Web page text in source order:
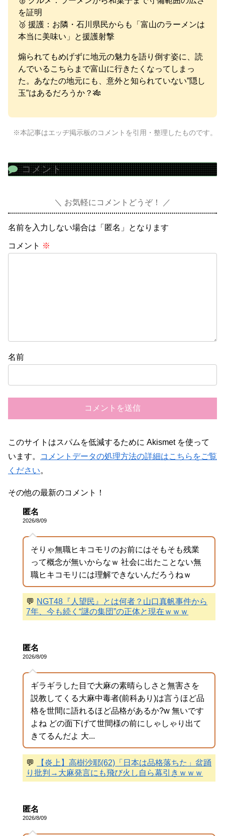
を証明
🥉 援護：お隣・石川県民からも「富山のラーメンは
本当に美味い」と援護射撃
煽られてもめげずに地元の魅力を語り倒す姿に、読
んでいるこちらまで富山に行きたくなってしまっ
た。あなたの地元にも、意外と知られていない”隠し
玉”はあるだろうか？🎋
※本記事はエッヂ掲示板のコメントを引用・整理したものです。
コメント
お気軽にコメントどうぞ！
名前を入力しない場合は「匿名」となります
コメント ※
名前
このサイトはスパムを低減するために Akismet を使って
います。
コメントデータの処理方法の詳細はこちらをご覧
ください。
その他の最新のコメント！
匿名
2026/8/09
そりゃ無職ヒキコモリのお前にはそもそも残業
って概念が無いからなｗ 社会に出たことない無
職ヒキコモリには理解できないんだろうねｗ
💬 NGT48『人望民』とは何者？山口真帆事件から
7年、今も続く“謎の集団”の正体と現在ｗｗｗ
匿名
2026/8/09
ギラギラした目で大麻の素晴らしさと無害さを
説教してくる大麻中毒者(前科あり)は言うほど品
格を世間に語れるほど品格があるか?w 無いです
よね どの面下げて世間様の前にしゃしゃり出て
きてるんだよ 大...
💬
【炎上】高樹沙耶(62)「日本は品格落ちた」盆踊
り批判→大麻発言にも飛び火し自ら幕引きｗｗｗ
匿名
2026/8/09